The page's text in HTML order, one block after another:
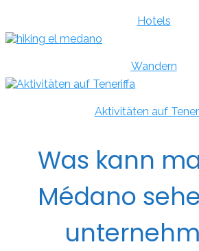
Hotels
Wandern
Aktivitäten auf
Was kann
Médano